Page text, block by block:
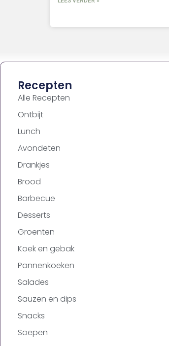
Recepten
Alle Recepten
Ontbijt
Lunch
Avondeten
Drankjes
Brood
Barbecue
Desserts
Groenten
Koek en gebak
Pannenkoeken
Salades
Sauzen en dips
Snacks
Soepen